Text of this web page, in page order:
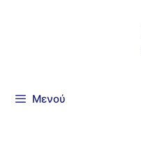
Μενού